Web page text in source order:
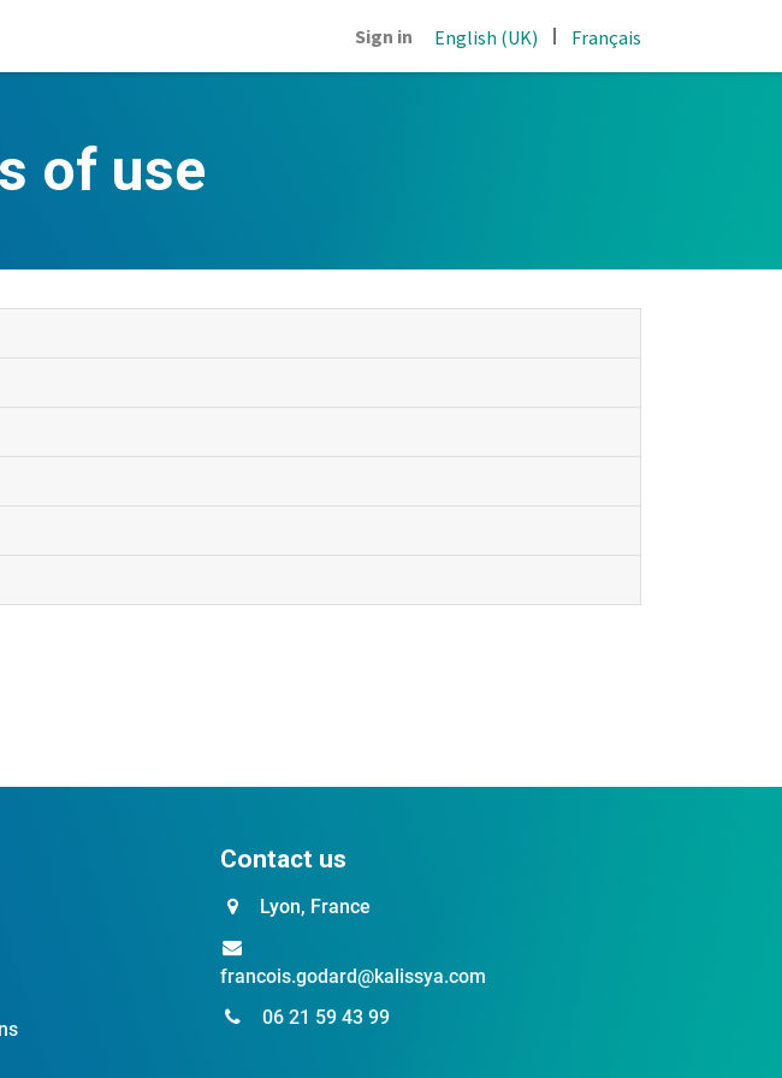
Sign in English (UK) | Français
of use
Contact us
Lyon, France
francois.godard@kalissya.com
06 21 59 43 99